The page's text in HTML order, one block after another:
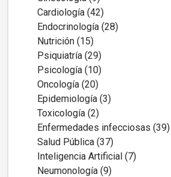
Cardiología (42)
Endocrinología (28)
Nutrición (15)
Psiquiatría (29)
Psicología (10)
Oncología (20)
Epidemiología (3)
Toxicología (2)
Enfermedades infecciosas (39)
Salud Pública (37)
Inteligencia Artificial (7)
Neumonología (9)